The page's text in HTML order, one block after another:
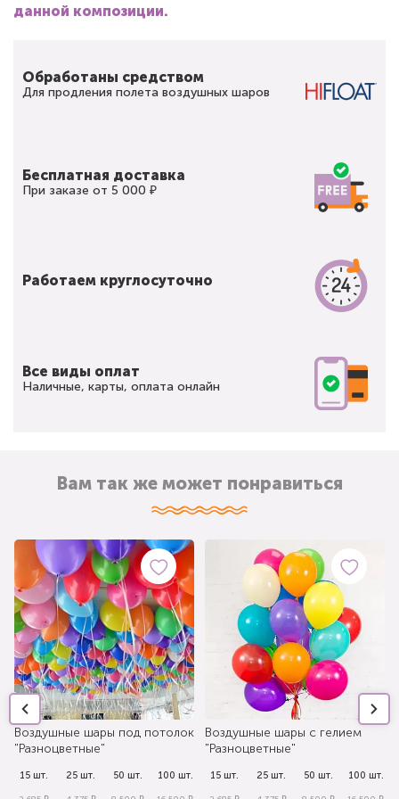
данной композиции.
Обработаны средством
Для продления полета воздушных шаров
Бесплатная доставка
При заказе от 5 000 ₽
Работаем круглосуточно
Все виды оплат
Наличные, карты, оплата онлайн
Вам так же может понравиться
Воздушные шары под потолок
"Разноцветные"
15 шт. 25 шт. 50 шт. 100 шт.
Воздушные шары с гелием
"Разноцветные"
15 шт. 25 шт. 50 шт. 100 шт.